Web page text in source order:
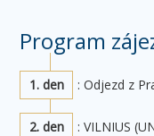
Program
1. den : Odjezd z
2. den
: VILNIUS